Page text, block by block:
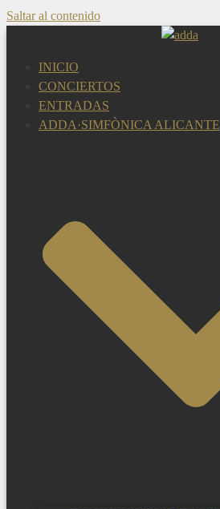
Saltar al contenido
INICIO
CONCIERTOS
ENTRADAS
ADDA·SIMFÒNICA ALICANTE